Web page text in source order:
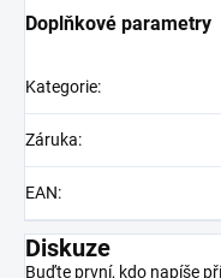
Doplňkové parametry
Kategorie:
Záruka:
EAN:
Diskuze
Buďte první, kdo napíše